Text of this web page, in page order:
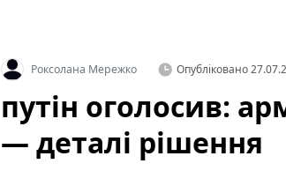
Роксолана Мережко Опубліковано
путін оголосив:
— деталі рішення